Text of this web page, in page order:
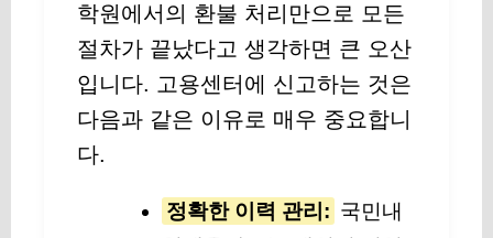
학원에서의 환불 처리만으로 모든
절차가 끝났다고 생각하면 큰 오산
입니다. 고용센터에 신고하는 것은
다음과 같은 이유로 매우 중요합니
다.
정확한 이력 관리: 국민내